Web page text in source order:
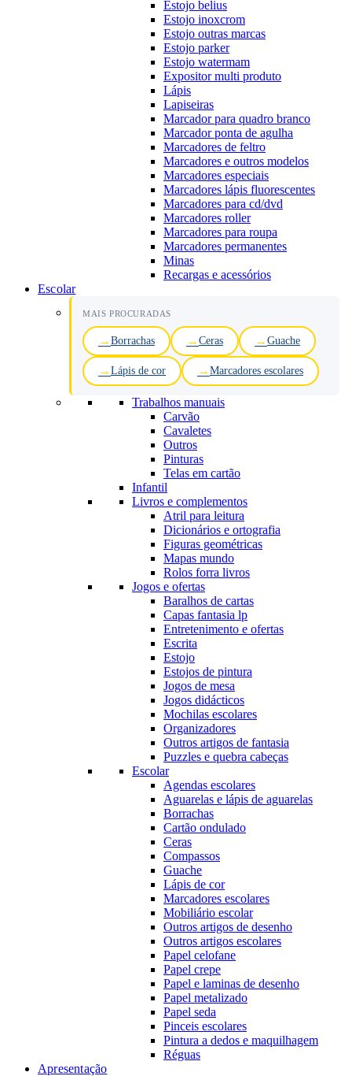
Estojo belius
Estojo inoxcrom
Estojo outras marcas
Estojo parker
Estojo watermam
Expositor multi produto
Lápis
Lapiseiras
Marcador para quadro branco
Marcador ponta de agulha
Marcadores de feltro
Marcadores e outros modelos
Marcadores especiais
Marcadores lápis fluorescentes
Marcadores para cd/dvd
Marcadores roller
Marcadores para roupa
Marcadores permanentes
Minas
Recargas e acessórios
Escolar
MAIS PROCURADAS
Borrachas Ceras Guache
Lápis de cor Marcadores escolares
Trabalhos manuais
Carvão
Cavaletes
Outros
Pinturas
Telas em cartão
Infantil
Livros e complementos
Atril para leitura
Dicionários e ortografia
Figuras geométricas
Mapas mundo
Rolos forra livros
Jogos e ofertas
Baralhos de cartas
Capas fantasia lp
Entretenimento e ofertas
Escrita
Estojo
Estojos de pintura
Jogos de mesa
Jogos didácticos
Mochilas escolares
Organizadores
Outros artigos de fantasia
Puzzles e quebra cabeças
Escolar
Agendas escolares
Aguarelas e lápis de aguarelas
Borrachas
Cartão ondulado
Ceras
Compassos
Guache
Lápis de cor
Marcadores escolares
Mobiliário escolar
Outros artigos de desenho
Outros artigos escolares
Papel celofane
Papel crepe
Papel e laminas de desenho
Papel metalizado
Papel seda
Pinceis escolares
Pintura a dedos e maquilhagem
Réguas
Apresentação